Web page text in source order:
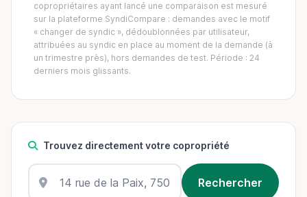
copropriétaires ayant lancé une comparaison est mesuré
sur la plateforme SyndiCompare : demandes avec le motif
« changer de syndic », dédoublonnées par utilisateur,
attribuées au syndic en place au moment de la demande (à
un trimestre près), hors demandes de test. Période : 24
derniers mois glissants.
Trouvez directement votre copropriété